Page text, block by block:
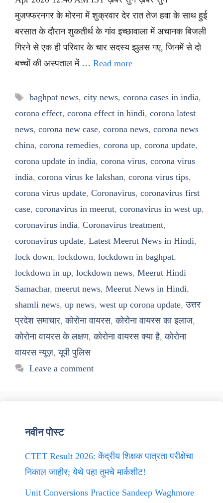
मुजफ्फरनगर के मोरना में शुक्रवार देर रात तेज हवा के साथ हुई
बरसात के दौरान शुकतीर्थ के गांव इच्छावाला में अचानक बिजली
गिरने से एक ही परिवार के चार सदस्य झुलस गए, जिनमें से दो
बच्चों की अस्पताल में … Read more
Tags
baghpat news, city news, corona cases in india,
corona effect, corona effect in hindi, corona latest
news, corona new case, corona news, corona news
china, corona remedies, corona up, corona update,
corona update in india, corona virus, corona virus
india, corona virus ke lakshan, corona virus tips,
corona virus update, Coronavirus, coronavirus first
case, coronavirus in meerut, coronavirus in west up,
coronavirus india, Coronavirus treatment,
coronavirus update, Latest Meerut News in Hindi,
lock down, lockdown, lockdown in baghpat,
lockdown in up, lockdown news, Meerut Hindi
Samachar, meerut news, Meerut News in Hindi,
shamli news, up news, west up corona update,उत्तर
प्रदेश समाचार,कोरोना वायरस,कोरोना वायरस का इलाज,
कोरोना वायरस के लक्षण,कोरोना वायरस क्या है,कोरोना
वायरस न्यूज़,यूपी पुलिस
Leave a comment
नवीन पोस्ट
CTET Result 2026: केंद्रीय शिक्षक पात्रता परीक्षेचा
निकाल जाहीर; येथे पहा तुमचे मार्कशीट!
Unit Conversions Practice Sandeep Waghmore